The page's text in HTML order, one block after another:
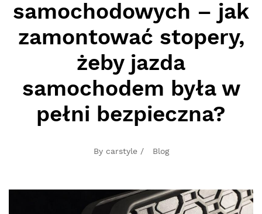
samochodowych – jak
zamontować stopery,
żeby jazda
samochodem była w
pełni bezpieczna?
By carstyle / Blog